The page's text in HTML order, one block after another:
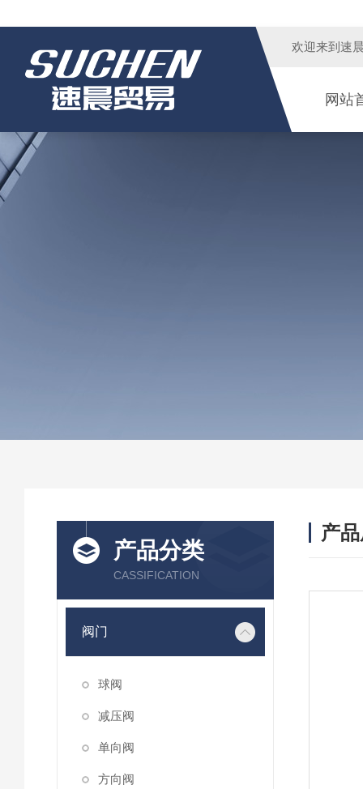
欢迎来到 速
网站
产品分类
CASSIFICATION
阀门
球阀
减压阀
单向阀
方向阀
产